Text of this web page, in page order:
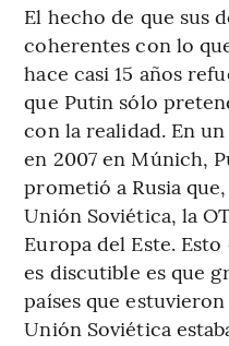
El hecho de que sus
coherentes con lo
hace casi 15 años
que Putin sólo
con la realidad. En
en 2007 en Múnich,
prometió a Rusia
Unión Soviética, la
Europa del Este.
es discutible es que
países que
Unión Soviética